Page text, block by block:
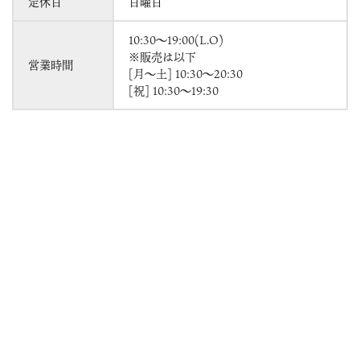
営業時間
10:30～19:00(L.O)
※販売は以下
[月～土] 10:30～20:30
[祝] 10:30～19:30